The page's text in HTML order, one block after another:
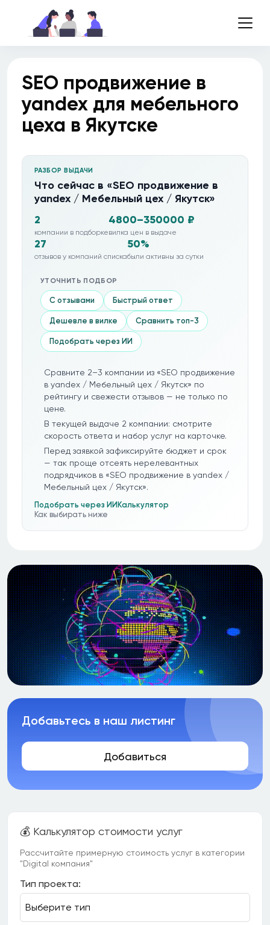
SEO продвижение в
yandex для мебельного
цеха в Якутске
РАЗБОР ВЫДАЧИ
Что сейчас в «SEO продвижение в
yandex / Мебельный цех / Якутск»
2
компании в подборке
4800–350000 ₽
вилка цен в выдаче
27
отзывов у компаний списка
50%
были активны за сутки
УТОЧНИТЬ ПОДБОР
С отзывами Быстрый ответ
Дешевле в вилке Сравнить топ-3
Подобрать через ИИ
Сравните 2–3 компании из «SEO продвижение
в yandex / Мебельный цех / Якутск» по
рейтингу и свежести отзывов — не только по
цене.
В текущей выдаче 2 компании: смотрите
скорость ответа и набор услуг на карточке.
Перед заявкой зафиксируйте бюджет и срок
— так проще отсеять нерелевантных
подрядчиков в «SEO продвижение в yandex /
Мебельный цех / Якутск».
Подобрать через ИИ Калькулятор
Как выбирать ниже
Добавьтесь в наш листинг
Добавиться
💰 Калькулятор стоимости услуг
Рассчитайте примерную стоимость услуг в категории
"Digital компания"
Тип проекта: